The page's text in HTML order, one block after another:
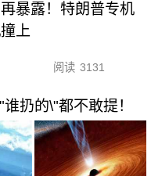
暴露！特朗普专机
上
阅读 3131
扔的\"都不敢提！